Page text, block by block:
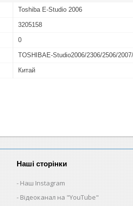
Toshiba E-Studio 2006
3205158
0
TOSHIBAE-Studio2006/2306/2506/
Китай
Наші сторінки
Наш Instagram
Відеоканал на "YouTube"